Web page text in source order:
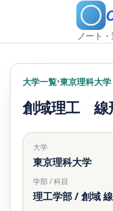
ノート
大学一覧•東京理科大学
創域理工 線
大学
東京理科大学
学部 / 科目
理工学部 / 創域